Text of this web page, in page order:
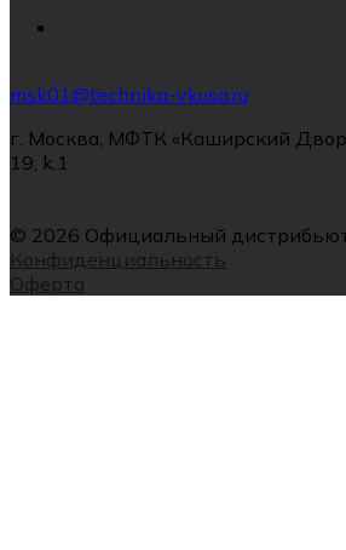
msk01@technika-vkusa.ru
г. Москва, МФТК «Каширский
19, k.1
© 2026 Официальный
Конфиденциальность
Оферта